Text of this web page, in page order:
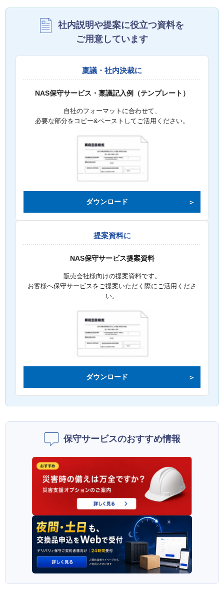
社内説明や提案に役立つ資料を
ご用意しています
稟議・社内決裁に
NAS保守サービス・稟議記入例（テンプレート）
自社のフォーマットに合わせて、
必要な部分をコピー&ペーストしてご活用ください。
ダウンロード
提案資料に
NAS保守サービス提案資料
販売会社様向けの提案資料です。
お客様へ保守サービスをご提案いただく際にご活用くださ
い。
ダウンロード
保守サービスのおすすめ情報